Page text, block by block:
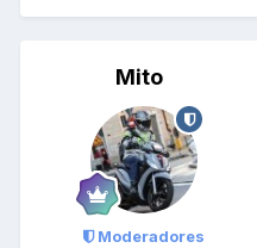
Mito
Moderadores